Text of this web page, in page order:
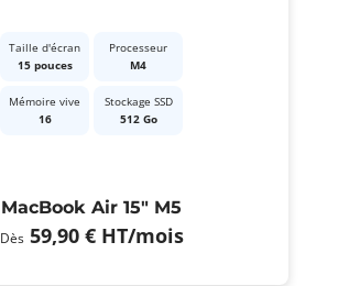
Taille d'écran
15 pouces
Processeur
M4
Mémoire vive
16
Stockage SSD
512 Go
MacBook Air 15" M5
Dès 59,90 € HT/mois